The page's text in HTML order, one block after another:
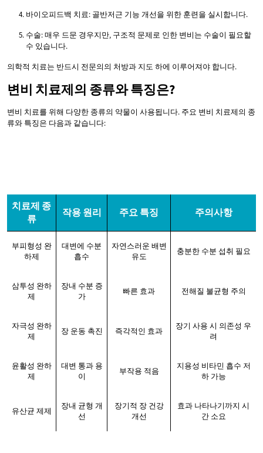
바이오피드백 치료: 골반저근 기능 개선을 위한 훈련을 실시합니다.
수술: 매우 드문 경우지만, 구조적 문제로 인한 변비는 수술이 필요할
수 있습니다.
의학적 치료는 반드시 전문의의 처방과 지도 하에 이루어져야 합니다.
변비 치료제의 종류와 특징은?
변비 치료를 위해 다양한 종류의 약물이 사용됩니다. 주요 변비 치료제의 종
류와 특징은 다음과 같습니다:
치료제 종
류
작용 원리 주요 특징 주의사항
부피형성 완
하제
대변에 수분
흡수
자연스러운 배변
유도
충분한 수분 섭취 필요
삼투성 완하
제
장내 수분 증
가
빠른 효과 전해질 불균형 주의
자극성 완하
제
장 운동 촉진 즉각적인 효과
장기 사용 시 의존성 우
려
윤활성 완하
제
대변 통과 용
이
부작용 적음
지용성 비타민 흡수 저
하 가능
유산균 제제
장내 균형 개
선
장기적 장 건강
개선
효과 나타나기까지 시
간 소요